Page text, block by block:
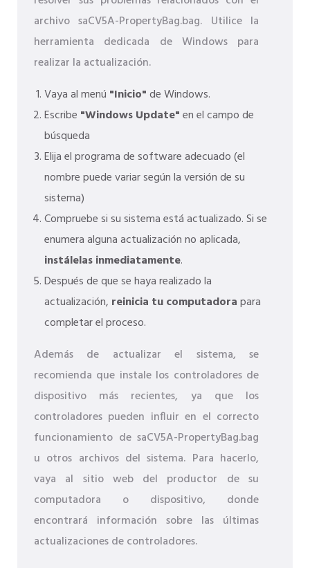
archivo saCV5A-PropertyBag.bag. Utilice la
herramienta dedicada de Windows para
realizar la actualización.
Vaya al menú "Inicio"de Windows.
Escribe "Windows Update"en el campo de
búsqueda
Elija el programa de software adecuado (el
nombre puede variar según la versión de su
sistema)
Compruebe si su sistema está actualizado. Si se
enumera alguna actualización no aplicada,
instálelas inmediatamente.
Después de que se haya realizado la
actualización, reinicia tu computadorapara
completar el proceso.
Además de actualizar el sistema, se
recomienda que instale los controladores de
dispositivo más recientes, ya que los
controladores pueden influir en el correcto
funcionamiento de saCV5A-PropertyBag.bag
u otros archivos del sistema. Para hacerlo,
vaya al sitio web del productor de su
computadora o dispositivo, donde
encontrará información sobre las últimas
actualizaciones de controladores.